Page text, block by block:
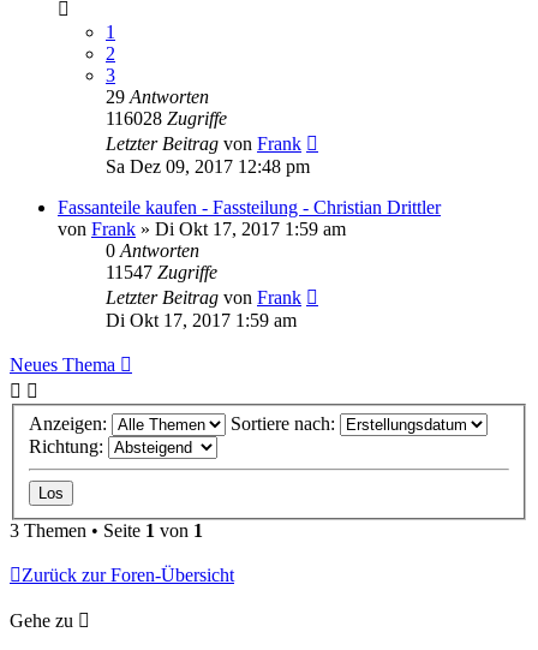
1
2
3
29 Antworten
116028 Zugriffe
Letzter Beitrag von Frank
Sa Dez 09, 2017 12:48 pm
Fassanteile kaufen - Fassteilung - Christian Drittler
von Frank » Di Okt 17, 2017 1:59 am
0 Antworten
11547 Zugriffe
Letzter Beitrag von Frank
Di Okt 17, 2017 1:59 am
Neues Thema
Anzeigen:
Sortiere nach:
Richtung:
3 Themen • Seite 1 von 1
Zurück zur Foren-Übersicht
Gehe zu